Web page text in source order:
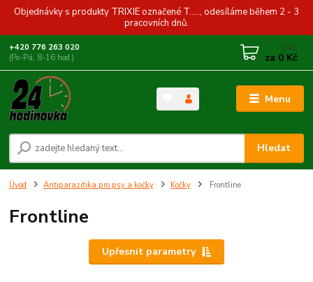
Objednávky s produkty TRIXIE označené T....., odesíláme během 2 - 3
pracovních dnů.
Menu
Hledat
+420 776 263 020
(Po-Pá, 8-16 hod.)
0 ks
za 0 Kč
Úvod Antiparazitika pro psy a kočky Kočky Frontline
Frontline
Upřesnit parametry